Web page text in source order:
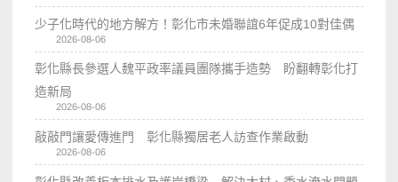
少子化時代的地方解方！彰化市未婚聯誼6年促成10對佳偶
2026-08-06
彰化縣長參選人魏平政率議員團隊攜手造勢 盼翻轉彰化打
造新局
2026-08-06
敲敲門讓愛傳進門 彰化縣獨居老人訪查作業啟動
2026-08-06